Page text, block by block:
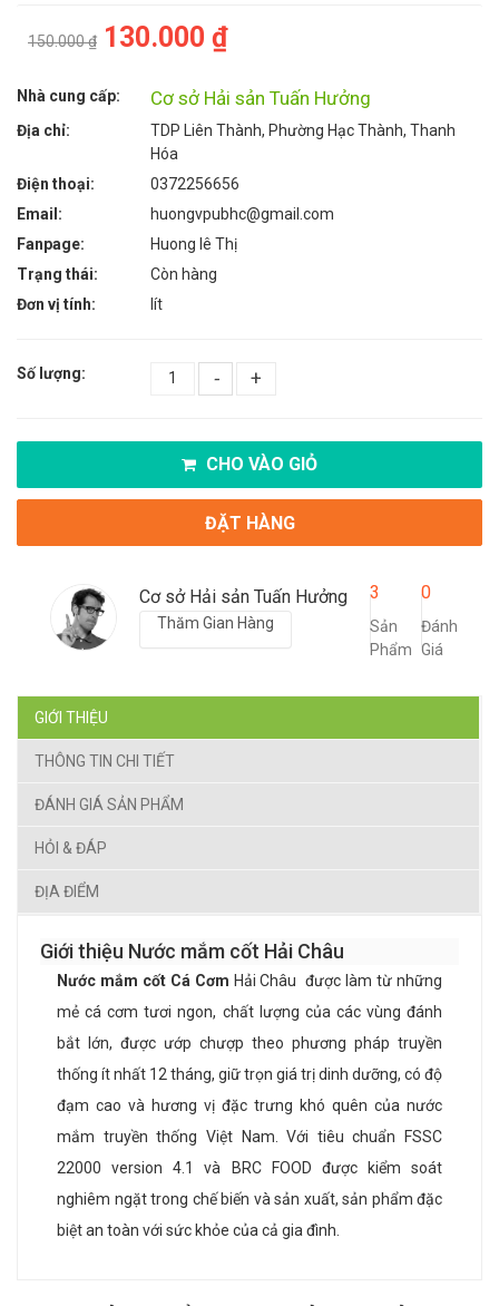
150.000 ₫ 130.000 ₫
Nhà cung cấp: Cơ sở Hải sản Tuấn Hưởng
Địa chỉ:
TDP Liên Thành, Phường Hạc Thành, Thanh
Hóa
Điện thoại:
0372256656
Email:
huongvpubhc@gmail.com
Fanpage:
Huong lê Thị
Trạng thái:
Còn hàng
Đơn vị tính:
lít
Số lượng: - +
CHO VÀO GIỎ
ĐẶT HÀNG
Cơ sở Hải sản Tuấn Hưởng
Thăm Gian Hàng
3
Sản
Phẩm
0
Đánh
Giá
GIỚI THIỆU
THÔNG TIN CHI TIẾT
ĐÁNH GIÁ SẢN PHẨM
HỎI & ĐÁP
ĐỊA ĐIỂM
Giới thiệu Nước mắm cốt Hải Châu
Nước mắm cốt Cá Cơm Hải Châu được làm từ những
mẻ cá cơm tươi ngon, chất lượng của các vùng đánh
bắt lớn, được ướp chượp theo phương pháp truyền
thống ít nhất 12 tháng, giữ trọn giá trị dinh dưỡng, có độ
đạm cao và hương vị đặc trưng khó quên của nước
mắm truyền thống Việt Nam. Với tiêu chuẩn FSSC
22000 version 4.1 và BRC FOOD được kiểm soát
nghiêm ngặt trong chế biến và sản xuất, sản phẩm đặc
biệt an toàn với sức khỏe của cả gia đình.